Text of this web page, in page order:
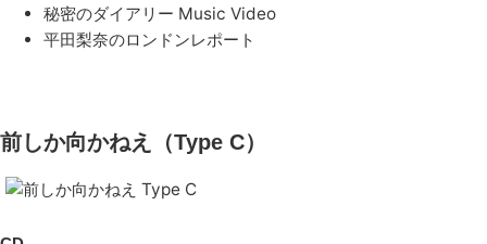
秘密のダイアリー Music Video
平田梨奈のロンドンレポート
前しか向かねえ（Type C）